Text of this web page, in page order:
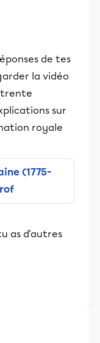
de tes
la vidéo
trente
sur
royale
(1775-
as d'autres